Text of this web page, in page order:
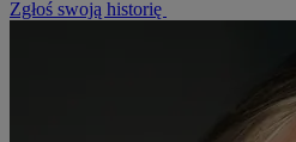
Zgłoś swoją historię